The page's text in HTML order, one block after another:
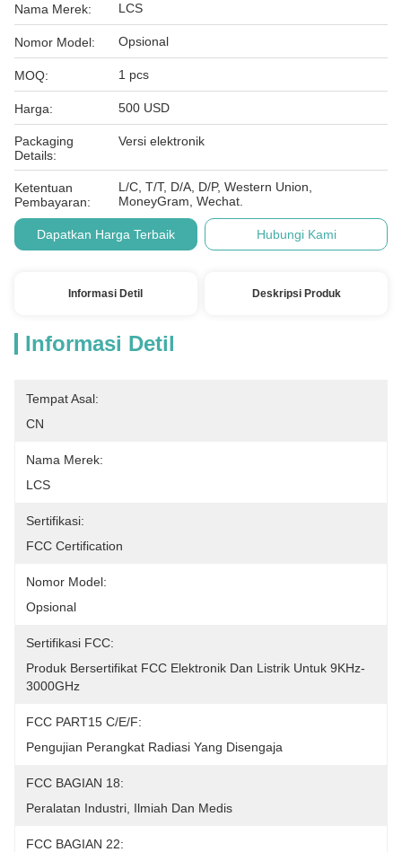
Nama Merek: LCS
Nomor Model: Opsional
MOQ: 1 pcs
Harga: 500 USD
Packaging
Details:
Versi elektronik
Ketentuan
Pembayaran:
L/C, T/T, D/A, D/P, Western Union,
MoneyGram, Wechat.
Dapatkan Harga Terbaik Hubungi Kami
Informasi Detil Deskripsi Produk
Informasi Detil
Tempat Asal:
CN
Nama Merek:
LCS
Sertifikasi:
FCC Certification
Nomor Model:
Opsional
Sertifikasi FCC:
Produk Bersertifikat FCC Elektronik Dan Listrik Untuk 9KHz-
3000GHz
FCC PART15 C/E/F:
Pengujian Perangkat Radiasi Yang Disengaja
FCC BAGIAN 18:
Peralatan Industri, Ilmiah Dan Medis
FCC BAGIAN 22: